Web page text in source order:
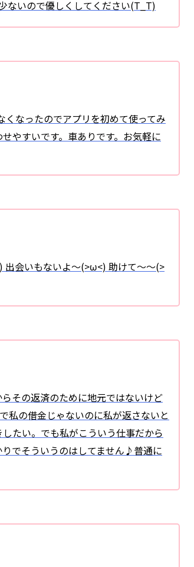
ないので優しくしてください(T_T)
なったのでアプリを初めて使ってみ
やすいです。車ありです。お気軽に
出会いもないよ～(>ω<) 助けて～～(>
その返済のために地元ではないけど
私の借金じゃないのに私が返さないと
たい。でも私がこういう仕事だから
でそういうのはしてません♪普通に